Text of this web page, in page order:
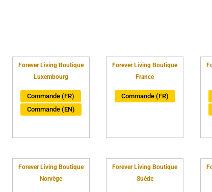
Forever Living Boutique
Luxembourg
Commande (FR)
Commande (EN)
Forever Living Boutique
France
Commande (FR)
Forever Living Boutique
Norvège
Forever Living Boutique
Suède